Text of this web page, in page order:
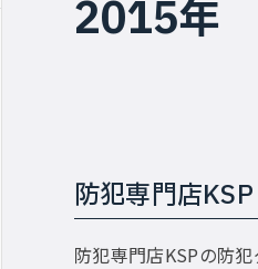
2015年
防犯専門店
防犯専門店KSPの防犯